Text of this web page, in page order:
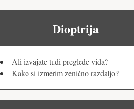
Dioptrija
Ali izvajate tudi preglede vida?
Kako si izmerim zenično razdaljo?